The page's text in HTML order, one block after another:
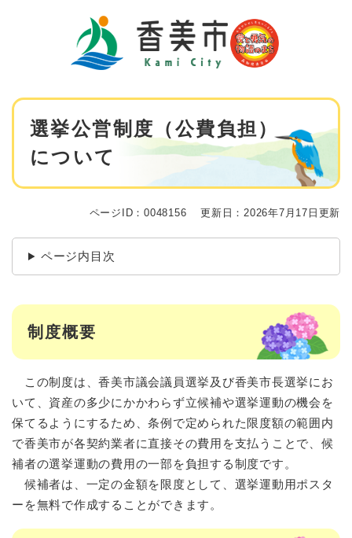
本
選挙公営制度（公費負担）
について
ページID：0048156 更新日：2026年7月17日更新
ページ内目次
制度概要
この制度は、香美市議会議員選挙及び香美市長選挙にお
いて、資産の多少にかかわらず立候補や選挙運動の機会を
保てるようにするため、条例で定められた限度額の範囲内
で香美市が各契約業者に直接その費用を支払うことで、候
補者の選挙運動の費用の一部を負担する制度です。
候補者は、一定の金額を限度として、選挙運動用ポスタ
ーを無料で作成することができます。